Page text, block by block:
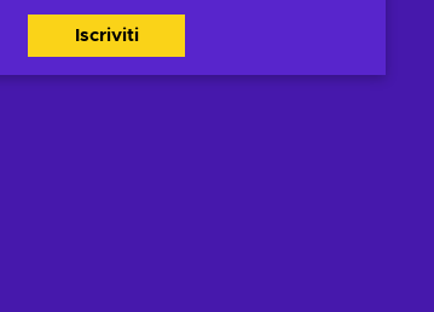
Iscriviti